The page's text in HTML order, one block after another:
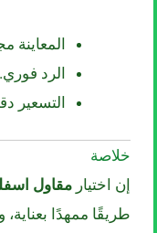
المعاينة
الرد فوري.
التسعير
خلاصة
إن اختيار مقاول
طريقًا ممهدًا